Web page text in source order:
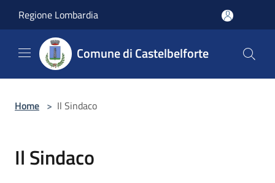
Regione Lombardia
Comune di Castelbelforte
Home > Il Sindaco
Il Sindaco